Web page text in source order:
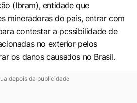
(Ibram), entidade que
mineradoras do país, entrar com
contestar a possibilidade de
no exterior pelos
os danos causados no Brasil.
depois da publicidade